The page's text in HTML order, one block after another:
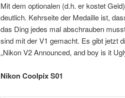
Mit dem optionalen (d.h. er kostet
deutlich. Kehrseite der Medaille ist,
das Ding jedes mal abschrauben
sind mit der V1 gemacht. Es gibt jetzt
„Nikon V2 Announced, and boy is it
Nikon Coolpix S01